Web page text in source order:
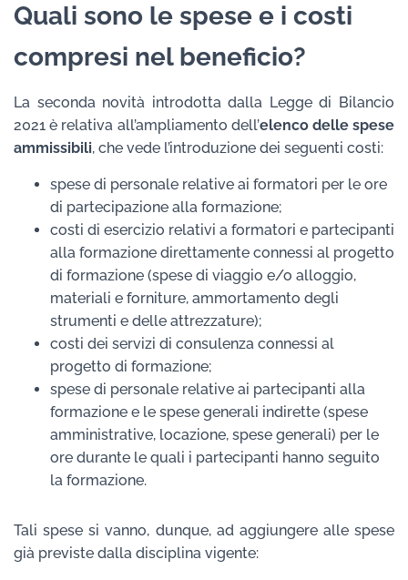
Quali sono le spese e i costi
compresi nel beneficio?
La seconda novità introdotta dalla Legge di Bilancio
2021 è relativa all’ampliamento dell’elenco delle spese
ammissibili, che vede l’introduzione dei seguenti costi:
spese di personale relative ai formatori per le ore
di partecipazione alla formazione;
costi di esercizio relativi a formatori e partecipanti
alla formazione direttamente connessi al progetto
di formazione (spese di viaggio e/o alloggio,
materiali e forniture, ammortamento degli
strumenti e delle attrezzature);
costi dei servizi di consulenza connessi al
progetto di formazione;
spese di personale relative ai partecipanti alla
formazione e le spese generali indirette (spese
amministrative, locazione, spese generali) per le
ore durante le quali i partecipanti hanno seguito
la formazione.
Tali spese si vanno, dunque, ad aggiungere alle spese
già previste dalla disciplina vigente: